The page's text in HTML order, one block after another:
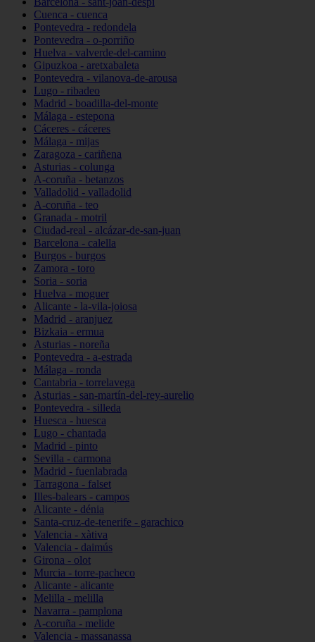
Cuenca - cuenca
Pontevedra - redondela
Pontevedra - o-porriño
Huelva - valverde-del-camino
Gipuzkoa - aretxabaleta
Pontevedra - vilanova-de-arousa
Lugo - ribadeo
Madrid - boadilla-del-monte
Málaga - estepona
Cáceres - cáceres
Málaga - mijas
Zaragoza - cariñena
Asturias - colunga
A-coruña - betanzos
Valladolid - valladolid
A-coruña - teo
Granada - motril
Ciudad-real - alcázar-de-san-juan
Barcelona - calella
Burgos - burgos
Zamora - toro
Soria - soria
Huelva - moguer
Alicante - la-vila-joiosa
Madrid - aranjuez
Bizkaia - ermua
Asturias - noreña
Pontevedra - a-estrada
Málaga - ronda
Cantabria - torrelavega
Asturias - san-martín-del-rey-aurelio
Pontevedra - silleda
Huesca - huesca
Lugo - chantada
Madrid - pinto
Sevilla - carmona
Madrid - fuenlabrada
Tarragona - falset
Illes-balears - campos
Alicante - dénia
Santa-cruz-de-tenerife - garachico
Valencia - xàtiva
Valencia - daimús
Girona - olot
Murcia - torre-pacheco
Alicante - alicante
Melilla - melilla
Navarra - pamplona
A-coruña - melide
Valencia - massanassa